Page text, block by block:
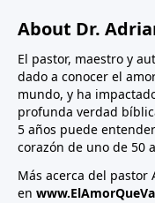
About Dr.
El pastor, maestro y
dado a conocer el
mundo, y ha
profunda verdad
5 años puede
corazón de uno de 50
Más acerca del pastor
en